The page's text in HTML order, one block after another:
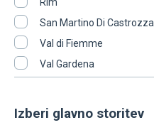
San Martino Di Castrozza
Val di Fiemme
Val Gardena
Izberi glavno storitev